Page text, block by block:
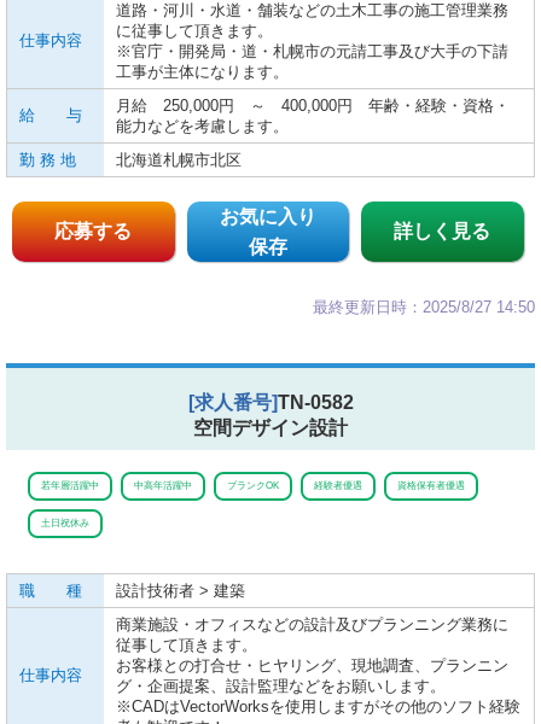
仕事内容
道路・河川・水道・舗装などの土木工事の施工管理業務
に従事して頂きます。
※官庁・開発局・道・札幌市の元請工事及び大手の下請
工事が主体になります。
給 与
月給 250,000円 ～ 400,000円 年齢・経験・資格・
能力などを考慮します。
勤 務 地
北海道札幌市北区
応募する
お気に入り
保存
詳しく見る
最終更新日時：2025/8/27 14:50
[求人番号]TN-0582
空間デザイン設計
若年層活躍中 中高年活躍中 ブランクOK 経験者優遇 資格保有者優遇
土日祝休み
職 種 設計技術者 > 建築
仕事内容
商業施設・オフィスなどの設計及びプランニング業務に
従事して頂きます。
お客様との打合せ・ヒヤリング、現地調査、プランニン
グ・企画提案、設計監理などをお願いします。
※CADはVectorWorksを使用しますがその他のソフト経験